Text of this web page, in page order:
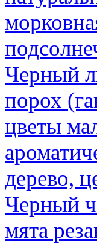
Черный
порох
цветы
дерево,
Черный
мята